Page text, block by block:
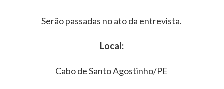
Serão passadas no ato da entrevista.
Local:
Cabo de Santo Agostinho/PE